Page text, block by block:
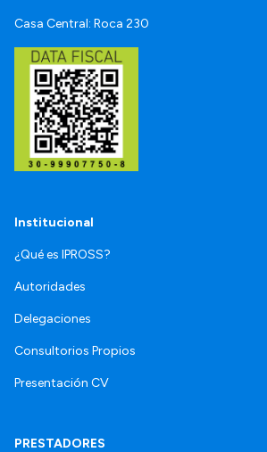
Casa Central: Roca 230
Institucional
¿Qué es IPROSS?
Autoridades
Delegaciones
Consultorios Propios
Presentación CV
PRESTADORES